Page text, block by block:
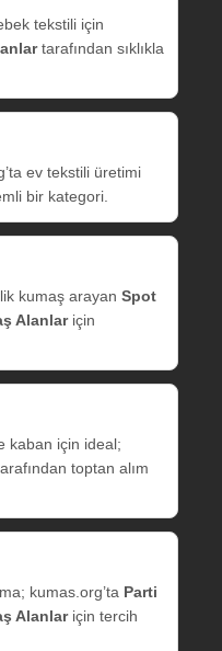
tekstili için
tarafından sıklıkla
ev tekstili üretimi
bir kategori.
kumaş arayan Spot
Alanlariçin
kaban için ideal;
toptan alım
kumas.org’ta Parti
Alanlariçin tercih